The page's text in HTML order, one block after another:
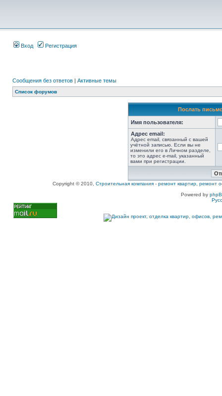
Вход Регистрация
Сообщения без ответов | Активные темы
Список форумов
Послать
Имя пользователя:
Адрес email:
Адрес email, связанный с вашей
учётной записью. Если вы не
изменили его в Личном разделе,
то это адрес e-mail, указанный
вами при регистрации.
Copyright © 2010, Строительная компания - ремонт квартир, ремонт
Powered by